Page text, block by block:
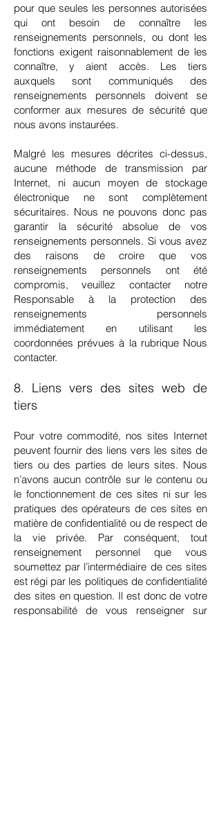
pour que seules les personnes autorisées
qui ont besoin de connaître les
renseignements personnels, ou dont les
fonctions exigent raisonnablement de les
connaître, y aient accès. Les tiers
auxquels sont communiqués des
renseignements personnels doivent se
conformer aux mesures de sécurité que
nous avons instaurées.
Malgré les mesures décrites ci-dessus,
aucune méthode de transmission par
Internet, ni aucun moyen de stockage
électronique ne sont complètement
sécuritaires. Nous ne pouvons donc pas
garantir la sécurité absolue de vos
renseignements personnels. Si vous avez
des raisons de croire que vos
renseignements personnels ont été
compromis, veuillez contacter notre
Responsable à la protection des
renseignements personnels
immédiatement en utilisant les
coordonnées prévues à la rubrique Nous
contacter.
8. Liens vers des sites web de
tiers
Pour votre commodité, nos sites Internet
peuvent fournir des liens vers les sites de
tiers ou des parties de leurs sites. Nous
n’avons aucun contrôle sur le contenu ou
le fonctionnement de ces sites ni sur les
pratiques des opérateurs de ces sites en
matière de confidentialité ou de respect de
la vie privée. Par conséquent, tout
renseignement personnel que vous
soumettez par l’intermédiaire de ces sites
est régi par les politiques de confidentialité
des sites en question. Il est donc de votre
responsabilité de vous renseigner sur